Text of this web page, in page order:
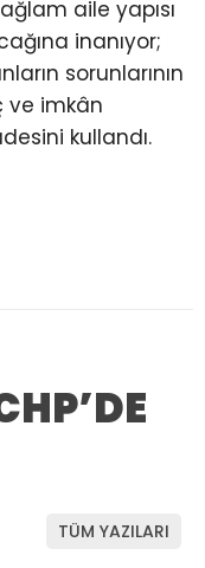
aile yapısı
inanıyor;
sorunlarının
ve imkân
kullandı.
TÜM YAZILARI